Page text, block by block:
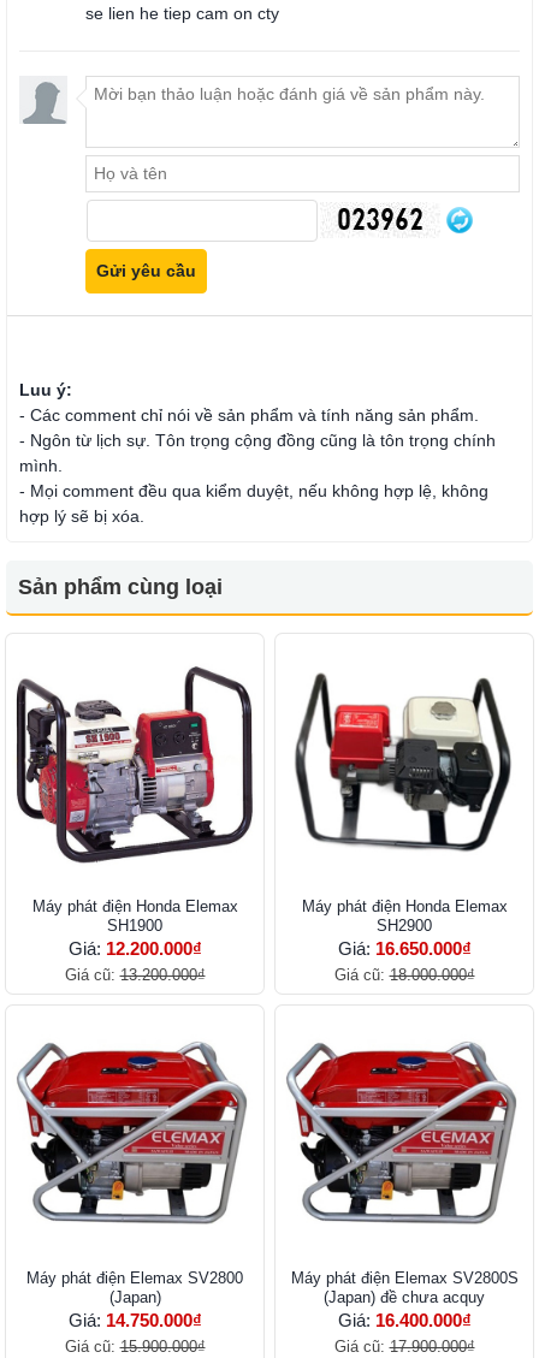
se lien he tiep cam on cty
Luu ý:
- Các comment chỉ nói về sản phẩm và tính năng sản phẩm.
- Ngôn từ lịch sự. Tôn trọng cộng đồng cũng là tôn trọng chính
mình.
- Mọi comment đều qua kiểm duyệt, nếu không hợp lệ, không
hợp lý sẽ bị xóa.
Sản phẩm cùng loại
Máy phát điện Honda Elemax
SH1900
Giá: 12.200.000₫
Giá cũ:13.200.000₫
Máy phát điện Honda Elemax
SH2900
Giá: 16.650.000₫
Giá cũ:18.000.000₫
Máy phát điện Elemax SV2800
(Japan)
Giá: 14.750.000₫
Giá cũ:15.900.000₫
Máy phát điện Elemax SV2800S
(Japan) đề chưa acquy
Giá: 16.400.000₫
Giá cũ:17.900.000₫